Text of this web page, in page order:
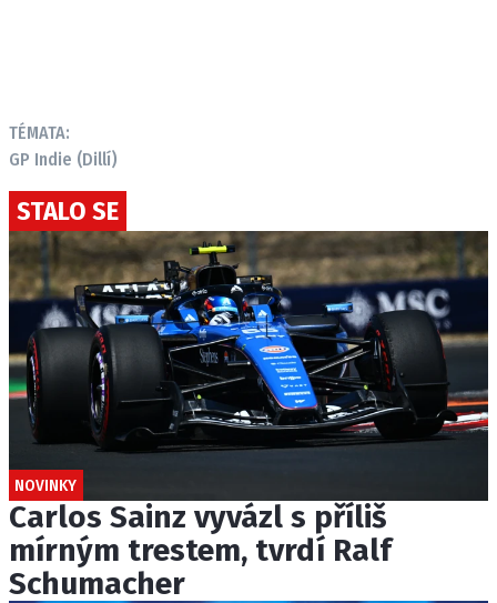
TÉMATA:
GP Indie (Dillí)
STALO SE
NOVINKY
Carlos Sainz vyvázl s příliš
mírným trestem, tvrdí Ralf
Schumacher